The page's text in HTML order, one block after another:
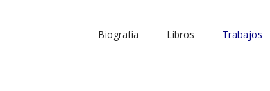
Biografía Libros Trabajos